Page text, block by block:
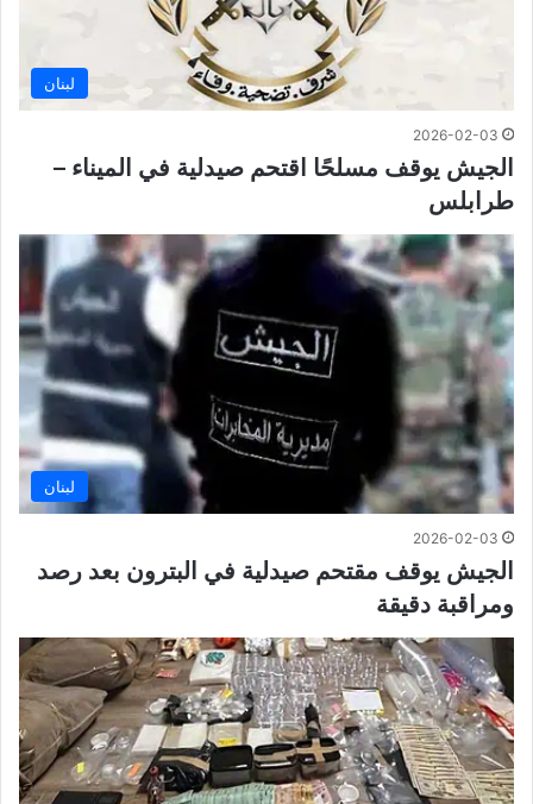
لبنان
2026-02-03
الجيش يوقف مسلحًا اقتحم صيدلية في الميناء –
طرابلس
لبنان
2026-02-03
الجيش يوقف مقتحم صيدلية في البترون بعد رصد
ومراقبة دقيقة